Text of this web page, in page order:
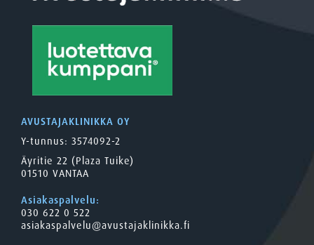
AVUSTAJAKLINIKKA OY
Y-tunnus: 3574092-2
Äyritie 22 (Plaza Tuike)
01510 VANTAA
Asiakaspalvelu:
030 622 0 522
asiakaspalvelu@avustajaklinikka.fi